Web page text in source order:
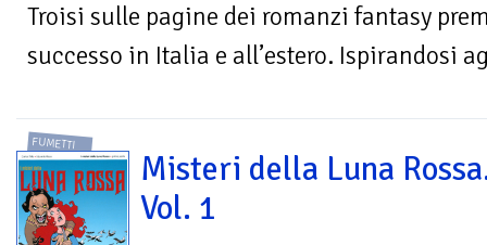
Troisi sulle pagine dei romanzi fantasy
successo in Italia e all’estero. Ispirandosi
FUMETTI
Misteri della Luna
Vol. 1